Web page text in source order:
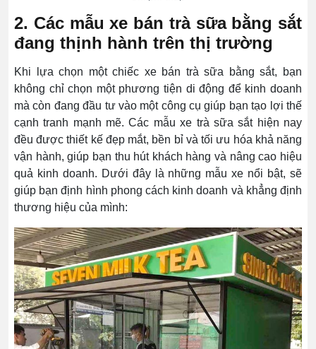
2. Các mẫu xe bán trà sữa bằng sắt
đang thịnh hành trên thị trường
Khi lựa chọn một chiếc xe bán trà sữa bằng sắt, bạn
không chỉ chọn một phương tiện di động để kinh doanh
mà còn đang đầu tư vào một công cụ giúp bạn tạo lợi thế
cạnh tranh mạnh mẽ. Các mẫu xe trà sữa sắt hiện nay
đều được thiết kế đẹp mắt, bền bỉ và tối ưu hóa khả năng
vận hành, giúp bạn thu hút khách hàng và nâng cao hiệu
quả kinh doanh. Dưới đây là những mẫu xe nổi bật, sẽ
giúp bạn định hình phong cách kinh doanh và khẳng định
thương hiệu của mình: